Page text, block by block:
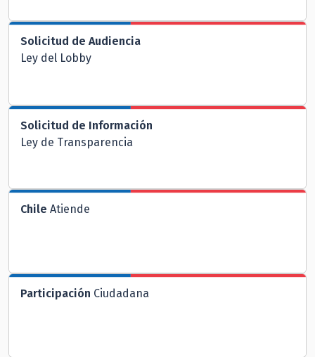
Solicitud de Audiencia
Ley del Lobby
Solicitud de Información
Ley de Transparencia
Chile Atiende
Participación Ciudadana